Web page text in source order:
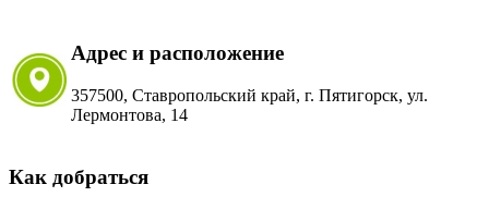
Адрес и расположение
357500, Ставропольский край, г. Пятигорск, ул.
Лермонтова, 14
Как добраться